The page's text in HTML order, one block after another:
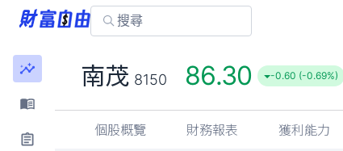
南茂 8150 86.30 -0.60 (-0.69%)
個股概覽 財務報表 獲利能力